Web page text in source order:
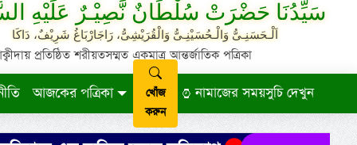
سَيِّدُنَا حَضْرَتْ سُلْطَانٌ نَّصِيْـرٌ عَلَيْهِ
اَلْـحَسَنِـىُّ وَالْـحُسَيْنِـىُّ وَالْقُرَيْشِىُّ، رَاجَارْبَاغُ شَرِيْفٌ، دَاكَا
প্রতিষ্ঠিত শরীয়তসম্মত একমাত্র আন্তর্জাতিক পত্রিকা
আজকের পত্রিকা
খোঁজ
করুন
নামাজের সময়সুচি দেখুন